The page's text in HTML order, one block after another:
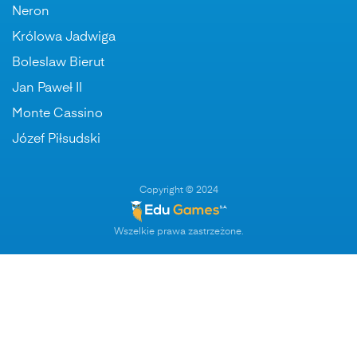
Neron
Królowa Jadwiga
Boleslaw Bierut
Jan Paweł II
Monte Cassino
Józef Piłsudski
Copyright © 2024
Wszelkie prawa zastrzeżone.